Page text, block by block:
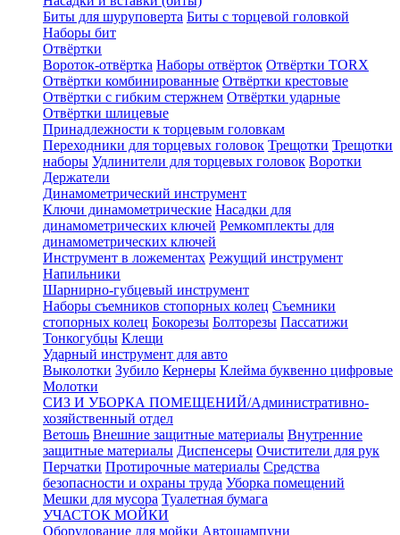
Биты для шуруповерта Биты с торцевой головкой
Наборы бит
Отвёртки
Вороток-отвёртка Наборы отвёрток Отвёртки TORX
Отвёртки комбинированные Отвёртки крестовые
Отвёртки с гибким стержнем Отвёртки ударные
Отвёртки шлицевые
Принадлежности к торцевым головкам
Переходники для торцевых головок Трещотки Трещотки
наборы Удлинители для торцевых головок Воротки
Держатели
Динамометрический инструмент
Ключи динамометрические Насадки для
динамометрических ключей Ремкомплекты для
динамометрических ключей
Инструмент в ложементах Режущий инструмент
Напильники
Шарнирно-губцевый инструмент
Наборы съемников стопорных колец Съемники
стопорных колец Бокорезы Болторезы Пассатижи
Тонкогубцы Клещи
Ударный инструмент для авто
Выколотки Зубило Кернеры Клейма буквенно цифровые
Молотки
СИЗ И УБОРКА ПОМЕЩЕНИЙ/Административно-
хозяйственный отдел
Ветошь Внешние защитные материалы Внутренние
защитные материалы Диспенсеры Очистители для рук
Перчатки Протирочные материалы Средства
безопасности и охраны труда Уборка помещений
Мешки для мусора Туалетная бумага
УЧАСТОК МОЙКИ
Оборудование для мойки Автошампуни